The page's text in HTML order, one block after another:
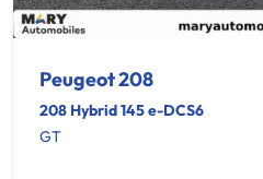
Peugeot 208
208 Hybrid 145 e-DCS6
GT